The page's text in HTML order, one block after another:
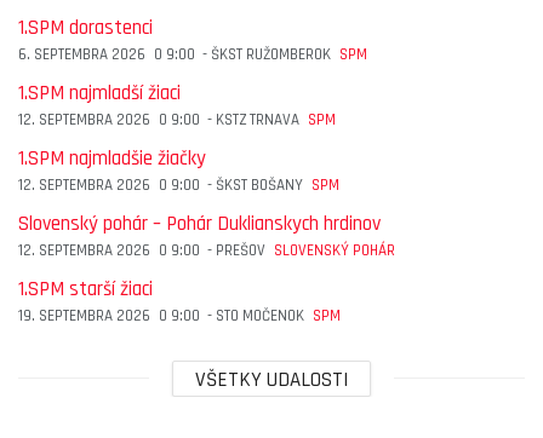
1.SPM dorastenci
6. SEPTEMBRA 2026 O 9:00 - ŠKST RUŽOMBEROK SPM
1.SPM najmladší žiaci
12. SEPTEMBRA 2026 O 9:00 - KSTZ TRNAVA SPM
1.SPM najmladšie žiačky
12. SEPTEMBRA 2026 O 9:00 - ŠKST BOŠANY SPM
Slovenský pohár – Pohár Duklianskych hrdinov
12. SEPTEMBRA 2026 O 9:00 - PREŠOV SLOVENSKÝ POHÁR
1.SPM starší žiaci
19. SEPTEMBRA 2026 O 9:00 - STO MOČENOK SPM
VŠETKY UDALOSTI